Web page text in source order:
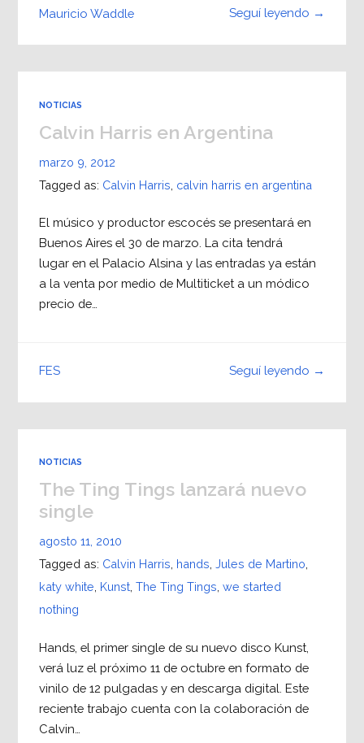
Seguí leyendo →
Mauricio Waddle
NOTICIAS
Calvin Harris en Argentina
marzo 9, 2012
Tagged as: Calvin Harris calvin harris en argentina
El músico y productor escocés se presentará en
Buenos Aires el 30 de marzo. La cita tendrá
lugar en el Palacio Alsina y las entradas ya están
a la venta por medio de Multiticket a un módico
precio de…
Seguí leyendo →
FES
NOTICIAS
The Ting Tings lanzará nuevo
single
agosto 11, 2010
Tagged as: Calvin Harris hands Jules de Martino
katy white Kunst, The Ting Tings we started
nothing
Hands, el primer single de su nuevo disco Kunst,
verá luz el próximo 11 de octubre en formato de
vinilo de 12 pulgadas y en descarga digital. Este
reciente trabajo cuenta con la colaboración de
Calvin…